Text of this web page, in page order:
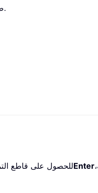
كعدد مركب يحتوي على i أو j صغيرة (أي وحدة التخيل).
للحصول على قاطعEnter